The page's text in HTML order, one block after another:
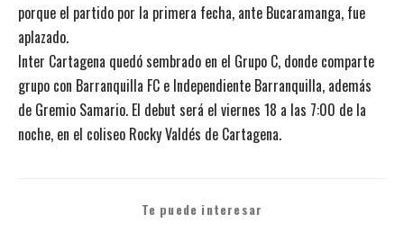
porque el partido por la primera fecha, ante Bucaramanga, fue
aplazado.
Inter Cartagena quedó sembrado en el Grupo C, donde comparte
grupo con Barranquilla FC e Independiente Barranquilla, además
de Gremio Samario. El debut será el viernes 18 a las 7:00 de la
noche, en el coliseo Rocky Valdés de Cartagena.
Te puede interesar